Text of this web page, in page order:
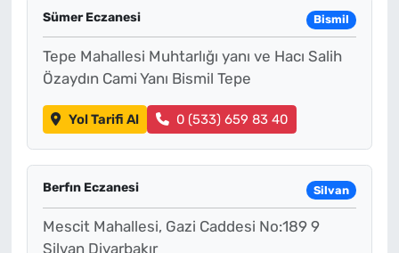
Sümer Eczanesi Bismil
Tepe Mahallesi Muhtarlığı yanı ve Hacı Salih
Özaydın Cami Yanı Bismil Tepe
Yol Tarifi Al 0 (533) 659 83 40
Berfın Eczanesi Silvan
Mescit Mahallesi, Gazi Caddesi No:189 9
Silvan Diyarbakır